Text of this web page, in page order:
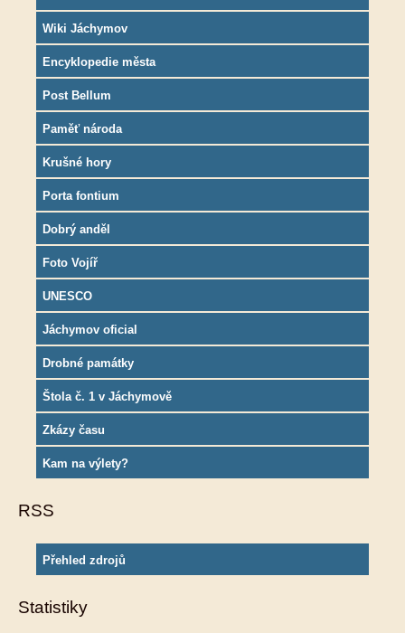
Wiki Jáchymov
Encyklopedie města
Post Bellum
Paměť národa
Krušné hory
Porta fontium
Dobrý anděl
Foto Vojíř
UNESCO
Jáchymov oficial
Drobné památky
Štola č. 1 v Jáchymově
Zkázy času
Kam na výlety?
RSS
Přehled zdrojů
Statistiky